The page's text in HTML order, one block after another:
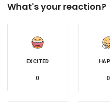
What's your reaction?
EXCITED
0 0